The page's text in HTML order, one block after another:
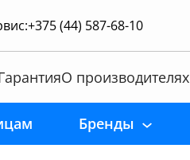
+375 (44) 587-68-10
О производителях
Бренды